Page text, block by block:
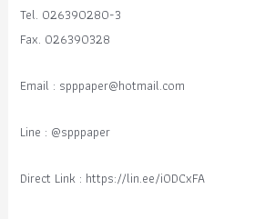
Tel. 026390280-3
Fax. 026390328
Email : spppaper@hotmail.com
Line : @spppaper
Direct Link : https://lin.ee/i0DCxFA